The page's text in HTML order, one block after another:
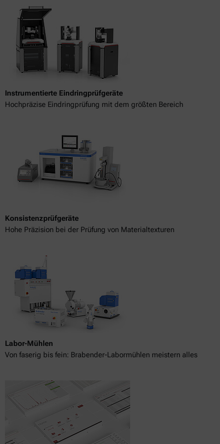
Instrumentierte Eindringprüfgeräte
Hochpräzise Eindringprüfung mit dem größten Bereich
Konsistenzprüfgeräte
Hohe Präzision bei der Prüfung von Materialtexturen
Labor-Mühlen
Von faserig bis fein: Brabender-Labormühlen meistern alles